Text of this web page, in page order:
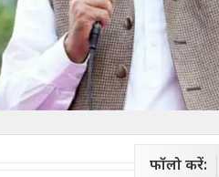
फॉलो करें: